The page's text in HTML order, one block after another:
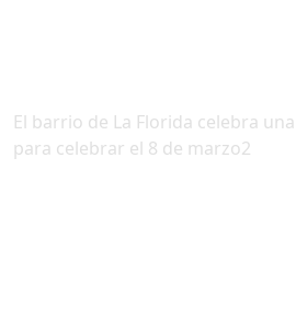
El barrio de La Florida celebra
para celebrar el 8 de marzo2